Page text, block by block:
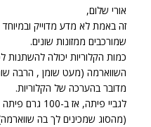
אורי שלום,
זה באמת לא מדע מדוייק
שמורכבים ממזונות שונים.
כמות הקלוריות יכולה
השווארמה (מעט שומן , הרבה
מדובר בהערכה של הקלוריות.